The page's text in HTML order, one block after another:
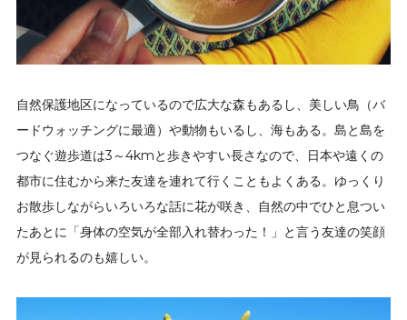
自然保護地区になっているので広大な森もあるし、美しい鳥（バ
ードウォッチングに最適）や動物もいるし、海もある。島と島を
つなぐ遊歩道は3～4kmと歩きやすい長さなので、日本や遠くの
都市に住むから来た友達を連れて行くこともよくある。ゆっくり
お散歩しながらいろいろな話に花が咲き、自然の中でひと息つい
たあとに「身体の空気が全部入れ替わった！」と言う友達の笑顔
が見られるのも嬉しい。